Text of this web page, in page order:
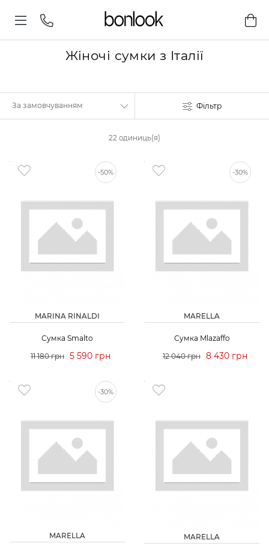
Жіночі сумки з Італії
Фільтр
22 одиниць(я)
-50%
MARINA RINALDI
Сумка Smalto
11 180 грн 5 590 грн
-30%
MARELLA
Сумка Mlazaffo
12 040 грн 8 430 грн
-30%
MARELLA MARELLA